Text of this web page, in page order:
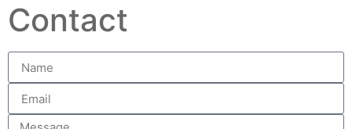
Contact